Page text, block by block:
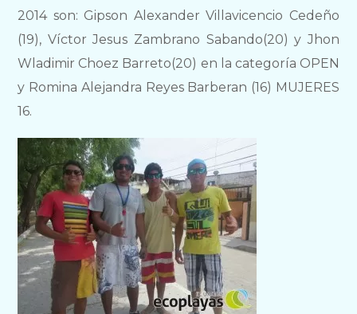
2014 son: Gipson Alexander Villavicencio Cedeño
(19), Víctor Jesus Zambrano Sabando(20) y Jhon
Wladimir Choez Barreto(20) en la categoría OPEN
y Romina Alejandra Reyes Barberan (16) MUJERES
16.